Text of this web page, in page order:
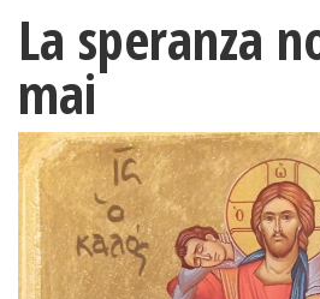
La speranza
mai